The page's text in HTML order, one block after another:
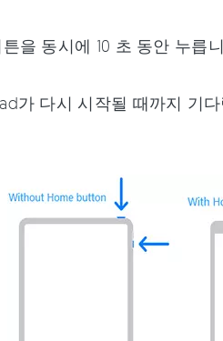
을 동시에 10 초 동안 누릅
가 다시 시작될 때까지 기